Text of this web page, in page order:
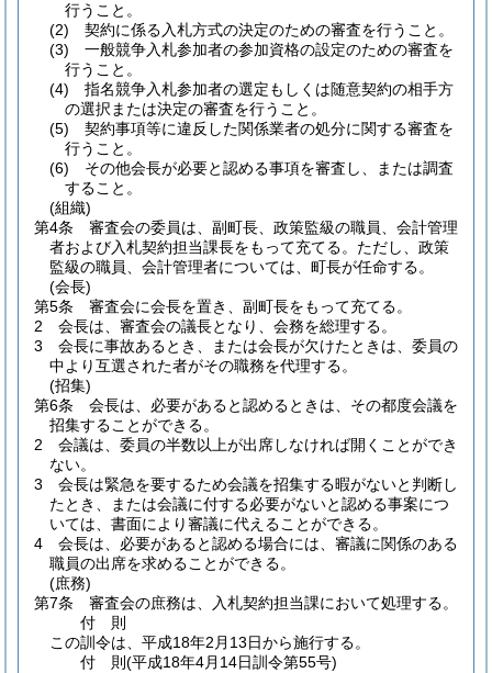
行うこと。
(2)
契約に係る入札方式の決定のための審査を行うこと。
(3)
一般競争入札参加者の参加資格の設定のための審査を
行うこと。
(4)
指名競争入札参加者の選定もしくは随意契約の相手方
の選択または決定の審査を行うこと。
(5)
契約事項等に違反した関係業者の処分に関する審査を
行うこと。
(6)
その他会長が必要と認める事項を審査し、または調査
すること。
(組織)
第4条
審査会の委員は、副町長、政策監級の職員、会計管理
者および入札契約担当課長をもって充てる。 ただし、政策
監級の職員、会計管理者については、町長が任命する。
(会長)
第5条
審査会に会長を置き、副町長をもって充てる。
2
会長は、審査会の議長となり、会務を総理する。
3
会長に事故あるとき、または会長が欠けたときは、委員の
中より互選された者がその職務を代理する。
(招集)
第6条
会長は、必要があると認めるときは、その都度会議を
招集することができる。
2
会議は、委員の半数以上が出席しなければ開くことができ
ない。
3
会長は緊急を要するため会議を招集する暇がないと判断し
たとき、または会議に付する必要がないと認める事案につ
いては、書面により審議に代えることができる。
4
会長は、必要があると認める場合には、審議に関係のある
職員の出席を求めることができる。
(庶務)
第7条
審査会の庶務は、入札契約担当課において処理する。
付 則
この訓令は、平成18年2月13日から施行する。
付 則(平成18年4月14日訓令第55号)